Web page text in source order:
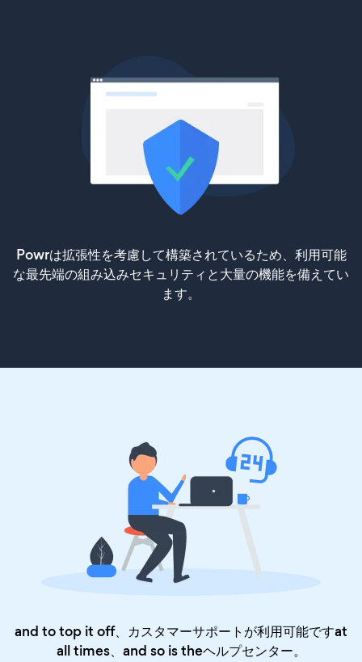
Powrは拡張性を考慮して構築されているため、利用可能
な最先端の組み込みセキュリティと大量の機能を備えてい
ます。
and to top it off、カスタマーサポートが利用可能ですat
all times、and so is theヘルプセンター。